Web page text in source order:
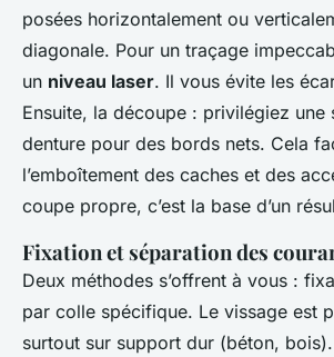
posées horizontalement ou
diagonale. Pour un traçage
un niveau laser. Il vous évite les
Ensuite, la découpe : privilégiez une
denture pour des bords nets. Cela
l’emboîtement des caches et des
coupe propre, c’est la base d’un
Fixation et séparation des
Deux méthodes s’offrent à vous :
par colle spécifique. Le vissage est
surtout sur support dur (béton,